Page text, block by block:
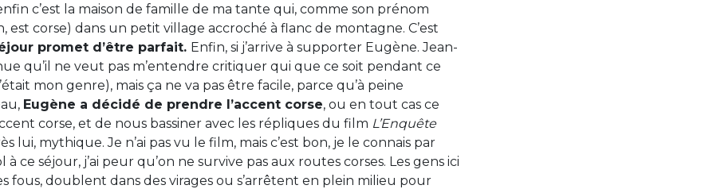
c’est la maison de famille de ma tante qui, comme son prénom
est corse) dans un petit village accroché à flanc de montagne. C’est
promet d’être parfait. Enfin, si j’arrive à supporter Eugène. Jean-
qu’il ne veut pas m’entendre critiquer qui que ce soit pendant ce
mon genre), mais ça ne va pas être facile, parce qu’à peine
Eugène a décidé de prendre l’accent corse, ou en tout cas ce
corse, et de nous bassiner avec les répliques du film L’Enquête
lui, mythique. Je n’ai pas vu le film, mais c’est bon, je le connais par
ce séjour, j’ai peur qu’on ne survive pas aux routes corses. Les gens ici
fous, doublent dans des virages ou s’arrêtent en plein milieu pour